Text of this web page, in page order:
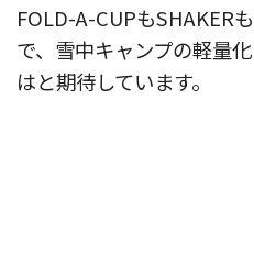
FOLD-A-CUPもSHAKER
で、雪中キャンプの軽量
はと期待しています。